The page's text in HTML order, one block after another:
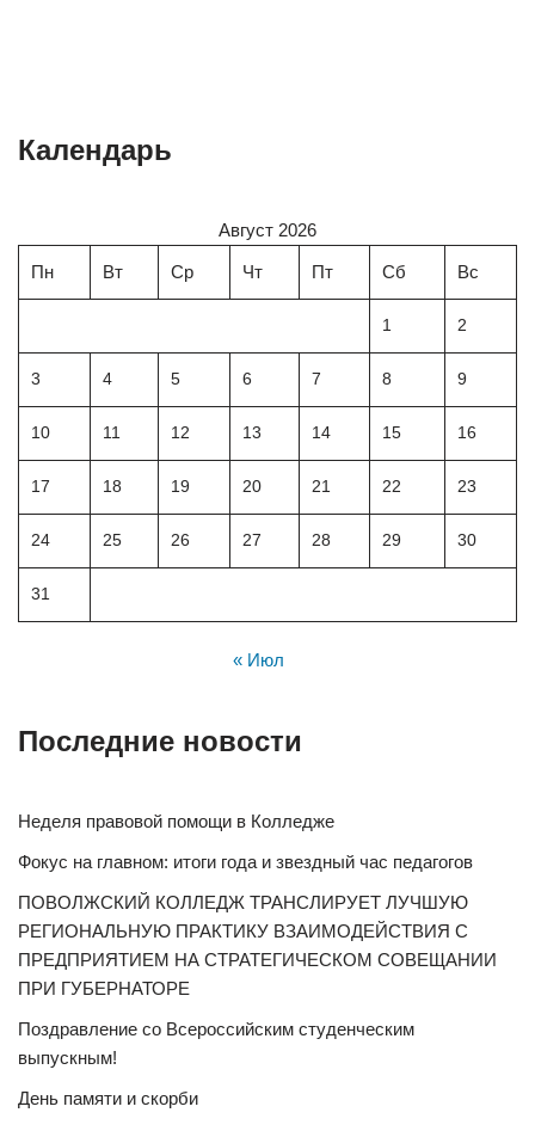
Календарь
Август 2026
Пн Вт Ср Чт Пт Сб Вс
1 2
3 4 5 6 7 8 9
10 11 12 13 14 15 16
17 18 19 20 21 22 23
24 25 26 27 28 29 30
31
« Июл
Последние новости
Неделя правовой помощи в Колледже
Фокус на главном: итоги года и звездный час педагогов
ПОВОЛЖСКИЙ КОЛЛЕДЖ ТРАНСЛИРУЕТ ЛУЧШУЮ
РЕГИОНАЛЬНУЮ ПРАКТИКУ ВЗАИМОДЕЙСТВИЯ С
ПРЕДПРИЯТИЕМ НА СТРАТЕГИЧЕСКОМ СОВЕЩАНИИ
ПРИ ГУБЕРНАТОРЕ
Поздравление со Всероссийским студенческим
выпускным!
День памяти и скорби